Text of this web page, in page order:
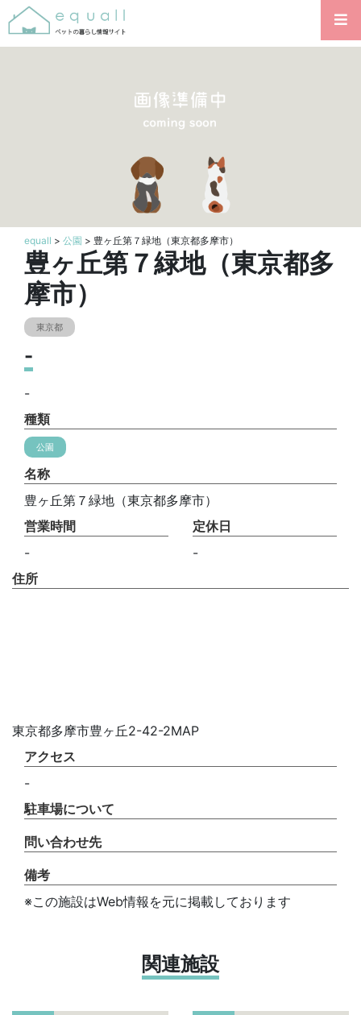
equall > 公園 > 豊ヶ丘第７緑地（東京都多摩市）
豊ヶ丘第７緑地（東京都多
摩市）
東京都
-
-
種類
公園
名称
豊ヶ丘第７緑地（東京都多摩市）
営業時間
-
定休日
-
住所
東京都多摩市豊ヶ丘2-42-2MAP
アクセス
-
駐車場について
問い合わせ先
備考
※この施設はWeb情報を元に掲載しております
関連施設